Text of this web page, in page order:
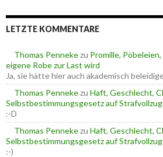
n
e
n
c
h
:
LETZTE KOMMENTARE
Thomas Pennekezu Promille,
eigene Robe zur Last wird
Ja, sie hätte hier auch akademisch
Thomas Pennekezu Haft, Geschlecht,
Selbstbestimmungsgesetz auf
:-D
Thomas Pennekezu Haft, Geschlecht,
Selbstbestimmungsgesetz auf
:-)